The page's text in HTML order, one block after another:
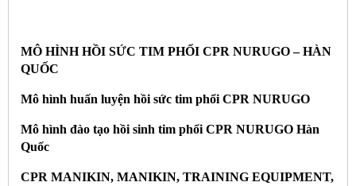
MÔ HÌNH HỒI SỨC TIM PHỔI CPR NURUGO – HÀN
QUỐC
Mô hình huấn luyện hồi sức tim phổi CPR NURUGO
Mô hình đào tạo hồi sinh tim phổi CPR NURUGO Hàn
Quốc
CPR MANIKIN, MANIKIN, TRAINING EQUIPMENT,